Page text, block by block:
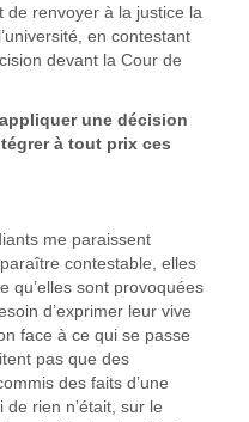
de renvoyer à la justice la
en contestant
devant la Cour de
une décision
à tout prix ces
me paraissent
contestable, elles
qu’elles sont provoquées
d’exprimer leur vive
face à ce qui se passe
pas que des
des faits d’une
rien n’était, sur le